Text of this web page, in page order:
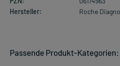
Hersteller:
Roche
Passende Produkt-Kategorien: